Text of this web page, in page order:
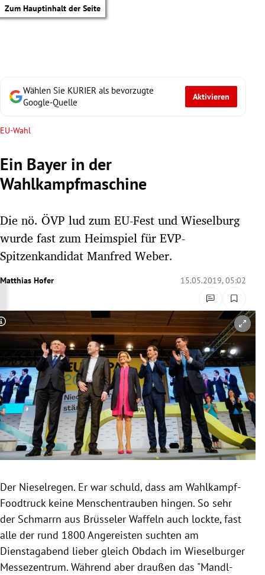
Zum Hauptinhalt der Seite
Untermenü
Untermenü
Untermenü
Untermenü
Untermenü
Untermenü
Untermenü
Untermenü
Wählen Sie KURIER als bevorzugte
Google-Quelle
Aktivieren
EU-Wahl
Ein Bayer in der
Wahlkampfmaschine
Die nö. ÖVP lud zum EU-Fest und Wieselburg
wurde fast zum Heimspiel für EVP-
Spitzenkandidat Manfred Weber.
Matthias Hofer 15.05.2019, 05:02
Copyright-Hinweis öffnen/schließen
Der Nieselregen. Er war schuld, dass am Wahlkampf-
Foodtruck keine Menschentrauben hingen. So sehr
der Schmarrn aus Brüsseler Waffeln auch lockte, fast
alle der rund 1800 Angereisten suchten am
Dienstagabend lieber gleich Obdach im Wieselburger
Messezentrum. Während aber draußen das "Mandl-